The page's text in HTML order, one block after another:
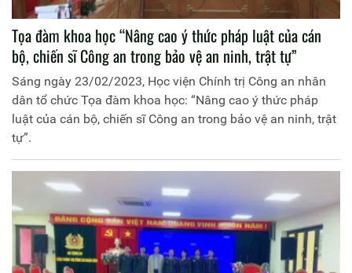
Tọa đàm khoa học “Nâng cao ý thức pháp luật của cán
bộ, chiến sĩ Công an trong bảo vệ an ninh, trật tự”
Sáng ngày 23/02/2023, Học viện Chính trị Công an nhân
dân tổ chức Tọa đàm khoa học: “Nâng cao ý thức pháp
luật của cán bộ, chiến sĩ Công an trong bảo vệ an ninh, trật
tự”.